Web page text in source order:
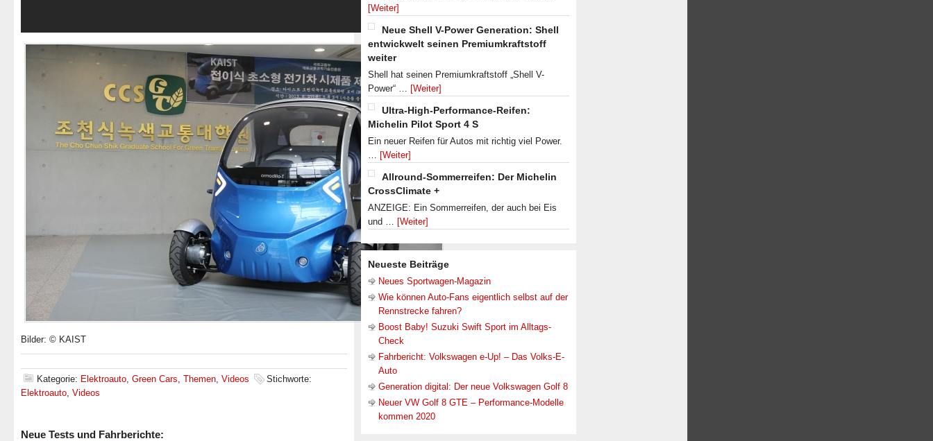
Bilder: © KAIST
Kategorie: Elektroauto, Green Cars, Themen, Videos
Stichworte:
Elektroauto, Videos
Neue Tests und Fahrberichte:
[Weiter]
Neue Shell V-Power Generation: Shell
entwickwelt seinen Premiumkraftstoff
weiter
Shell hat seinen Premiumkraftstoff „Shell V-
Power“ … [Weiter]
Ultra-High-Performance-Reifen:
Michelin Pilot Sport 4 S
Ein neuer Reifen für Autos mit richtig viel Power.
… [Weiter]
Allround-Sommerreifen: Der Michelin
CrossClimate +
ANZEIGE: Ein Sommerreifen, der auch bei Eis
und … [Weiter]
Neueste Beiträge
Neues Sportwagen-Magazin
Wie können Auto-Fans eigentlich selbst auf der
Rennstrecke fahren?
Boost Baby! Suzuki Swift Sport im Alltags-
Check
Fahrbericht: Volkswagen e-Up! – Das Volks-E-
Auto
Generation digital: Der neue Volkswagen Golf 8
Neuer VW Golf 8 GTE – Performance-Modelle
kommen 2020